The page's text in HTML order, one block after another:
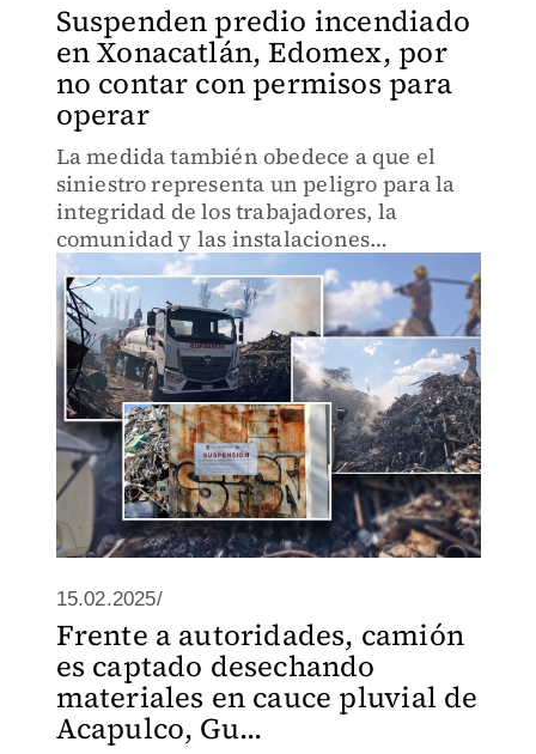
Suspenden predio incendiado
en Xonacatlán, Edomex, por
no contar con permisos para
operar
La medida también obedece a que el
siniestro representa un peligro para la
integridad de los trabajadores, la
comunidad y las instalaciones
circundantes, se informó.
15.02.2025/
Frente a autoridades, camión
es captado desechando
materiales en cauce pluvial de
Acapulco, Gu...